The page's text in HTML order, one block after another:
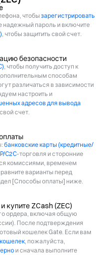
чтобы зарегистрировать
надежный пароль и включите
, чтобы защитить свой счет.
безопасности
, чтобы получить доступ к
способам
различаться в зависимости
настроить и
адресов для вывода
счет.
банковские карты (кредитные/
C2C-торговля и сторонние
комиссиями, временем
варианты перед
[Способы оплаты] ниже.
купите ZCash (ZEC)
ордера, включая общую
После подтверждения
кошелек Gate. Если вам
, пожалуйста,
и сначала выполните